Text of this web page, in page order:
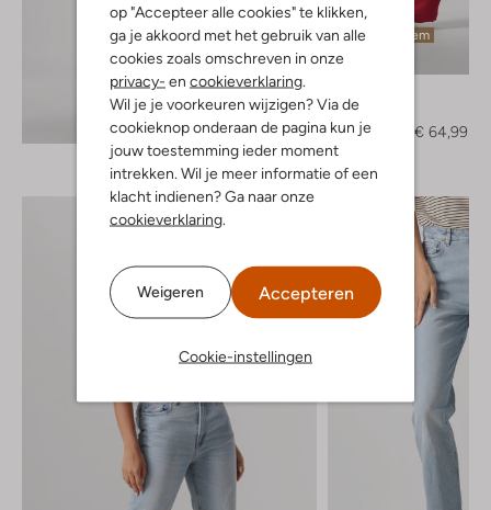
op "Accepteer alle cookies" te klikken,
ga je akkoord met het gebruik van alle
cookies zoals omschreven in onze
privacy- en cookieverklaring
Wil je je voorkeuren wijzigen? Via de
cookieknop onderaan de pagina kun je
jouw toestemming ieder moment
intrekken. Wil je meer informatie of een
klacht indienen? Ga naar onze
cookieverklaring
Weigeren Accepteren
Cookie-instellingen
Ontdek de look
Laatste item
Pantalon
€ 129,99
€ 64,99